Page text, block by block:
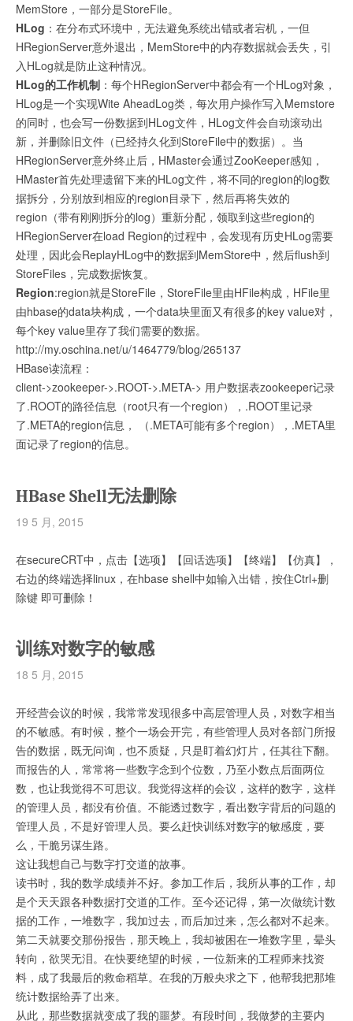
MemStore，一部分是StoreFile。
HLog ：在分布式环境中，无法避免系统出错或者宕机，一但
HRegionServer意外退出，MemStore中的内存数据就会丢失，引
入HLog就是防止这种情况。
HLog的工作机制 ：每个HRegionServer中都会有一个HLog对象，
HLog是一个实现Wite AheadLog类，每次用户操作写入Memstore
的同时，也会写一份数据到HLog文件，HLog文件会自动滚动出
新，并删除旧文件（已经持久化到StoreFile中的数据）。当
HRegionServer意外终止后，HMaster会通过ZooKeeper感知，
HMaster首先处理遗留下来的HLog文件，将不同的region的log数
据拆分，分别放到相应的region目录下，然后再将失效的
region（带有刚刚拆分的log）重新分配，领取到这些region的
HRegionServer在load Region的过程中，会发现有历史HLog需要
处理，因此会ReplayHLog中的数据到MemStore中，然后flush到
StoreFiles，完成数据恢复。
Region:region就是StoreFile，StoreFile里由HFile构成，HFile里
由hbase的data块构成，一个data块里面又有很多的key value对，
每个key value里存了我们需要的数据。
http://my.oschina.net/u/1464779/blog/265137
HBase读流程：
client->zookeeper->.ROOT->.META-> 用户数据表zookeeper记录
了.ROOT的路径信息（root只有一个region），.ROOT里记录
了.META的region信息， （.META可能有多个region），.META里
面记录了region的信息。
HBase Shell无法删除
19 5 月, 2015
在secureCRT中，点击【选项】【回话选项】【终端】【仿真】，
右边的终端选择linux，在hbase shell中如输入出错，按住Ctrl+删
除键 即可删除！
训练对数字的敏感
18 5 月, 2015
开经营会议的时候，我常常发现很多中高层管理人员，对数字相当
的不敏感。有时候，整个一场会开完，有些管理人员对各部门所报
告的数据，既无问询，也不质疑，只是盯着幻灯片，任其往下翻。
而报告的人，常常将一些数字念到个位数，乃至小数点后面两位
数，也让我觉得不可思议。我觉得这样的会议，这样的数字，这样
的管理人员，都没有价值。不能透过数字，看出数字背后的问题的
管理人员，不是好管理人员。要么赶快训练对数字的敏感度，要
么，干脆另谋生路。
这让我想自己与数字打交道的故事。
读书时，我的数学成绩并不好。参加工作后，我所从事的工作，却
是个天天跟各种数据打交道的工作。至今还记得，第一次做统计数
据的工作，一堆数字，我加过去，而后加过来，怎么都对不起来。
第二天就要交那份报告，那天晚上，我却被困在一堆数字里，晕头
转向，欲哭无泪。在快要绝望的时候，一位新来的工程师来找资
料，成了我最后的救命稻草。在我的万般央求之下，他帮我把那堆
统计数据给弄了出来。
从此，那些数据就变成了我的噩梦。有段时间，我做梦的主要内